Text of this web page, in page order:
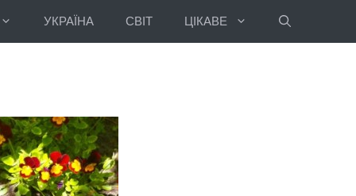
УКРАЇНА СВІТ ЦІКАВЕ